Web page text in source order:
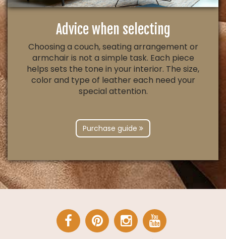
Advice when selecting
Choosing a couch, seating arrangement or
armchair is not a simple task. Each piece
helps sets the tone in your interior. The size,
color and type of leather each need your
special attention.
Purchase guide